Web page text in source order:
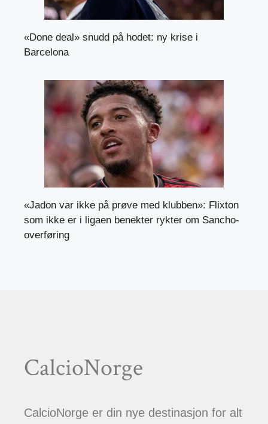
«Done deal» snudd på hodet: ny krise i
Barcelona
«Jadon var ikke på prøve med klubben»: Flixton
som ikke er i ligaen benekter rykter om Sancho-
overføring
CalcioNorge
CalcioNorge er din nye destinasjon for alt